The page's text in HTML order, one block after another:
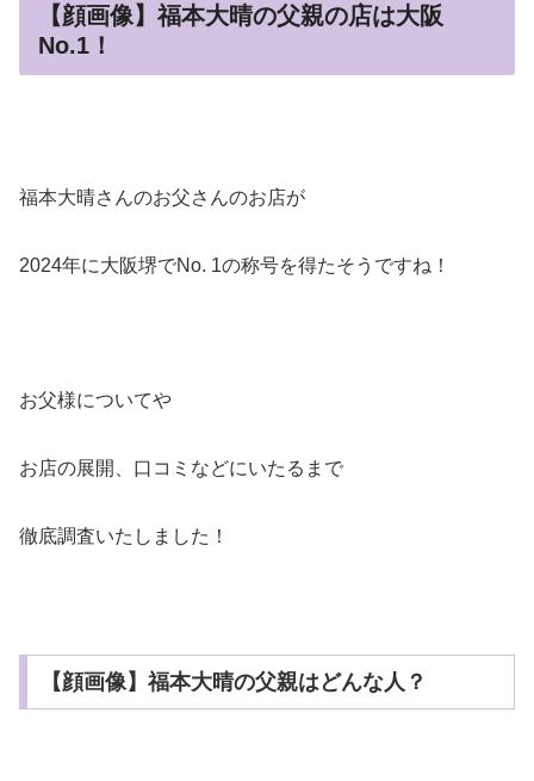
【顔画像】福本大晴の父親の店は大阪
No.1！
福本大晴さんのお父さんのお店が
2024年に大阪堺でNo. 1の称号を得たそうですね！
お父様についてや
お店の展開、口コミなどにいたるまで
徹底調査いたしました！
【顔画像】福本大晴の父親はどんな人？